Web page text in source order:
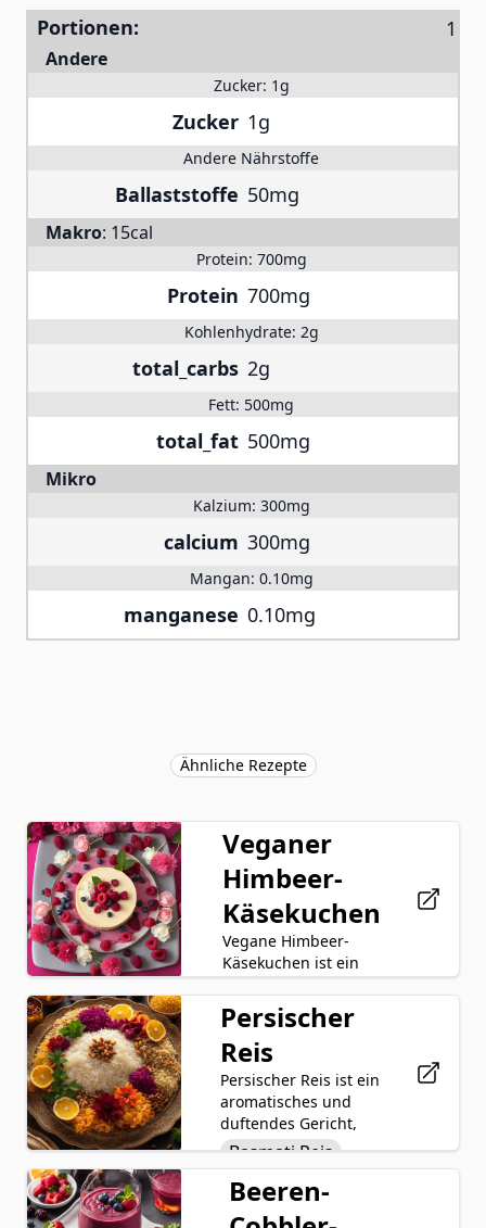
Portionen:
Andere
Zucker: 1g
Zucker 1g
Andere Nährstoffe
Ballaststoffe 50mg
Makro: 15cal
Protein: 700mg
Protein 700mg
Kohlenhydrate: 2g
total_carbs 2g
Fett: 500mg
total_fat 500mg
Mikro
Kalzium: 300mg
calcium 300mg
Mangan: 0.10mg
manganese 0.10mg
Ähnliche Rezepte
Veganer
Himbeer-
Käsekuchen
Vegane Himbeer-
Käsekuchen ist ein
pflanzliches Dessert
aus zutatenfrei aus
zutatenfrei
hergestellt. Die
Käsekuchenfüllung
wird aus veganem
Frischkäse,
Ahornsirup,
Zitronensaft und
Vanilleextrakt
Vegane
Frischkäse
Kokosnuss
Creme
Ahornsirup
Zitronensaft
Vanilleextrakt
Persischer
Reis
Persischer Reis ist ein
aromatisches und
duftendes Gericht,
das durch die
Verwendung von
aromatischem
Basmati Reis
Butter
Joghurt
Beeren-